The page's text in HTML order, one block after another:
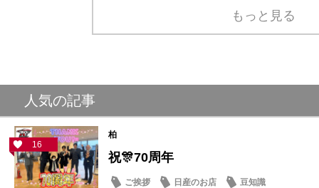
もっと見る
人気の記事
16
柏
祝🎊70周年
ご挨拶 日産のお店 豆知識